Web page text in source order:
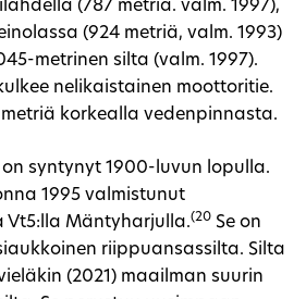
(787 metriä. valm. 1997),
(924 metriä, valm. 1993)
metrinen silta (valm. 1997).
nelikaistainen moottoritie.
metriä korkealla vedenpinnasta.
syntynyt 1900-luvun lopulla.
1995 valmistunut
Vt5:lla Mäntyharjulla.(20 Se on
riippuansassilta. Silta
(2021) maailman suurin